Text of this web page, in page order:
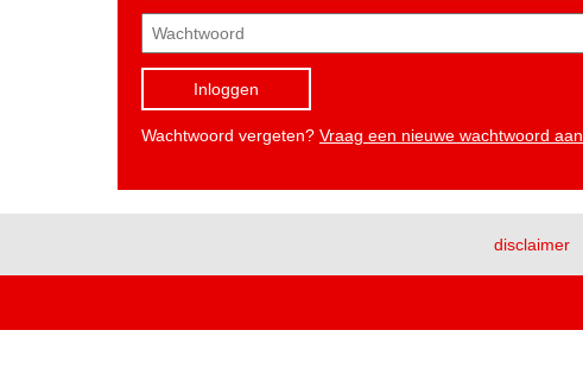
Inloggen
Wachtwoord vergeten? Vraag een nieuwe wachtwoord aan
disclaimer